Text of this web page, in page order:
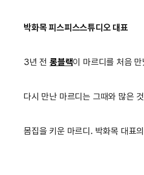
박화목 피스피스스튜디오 대표
3년 전 롱블랙이 마르디를 처음
다시 만난 마르디는 그때와 많은
몸집을 키운 마르디. 박화목 대표